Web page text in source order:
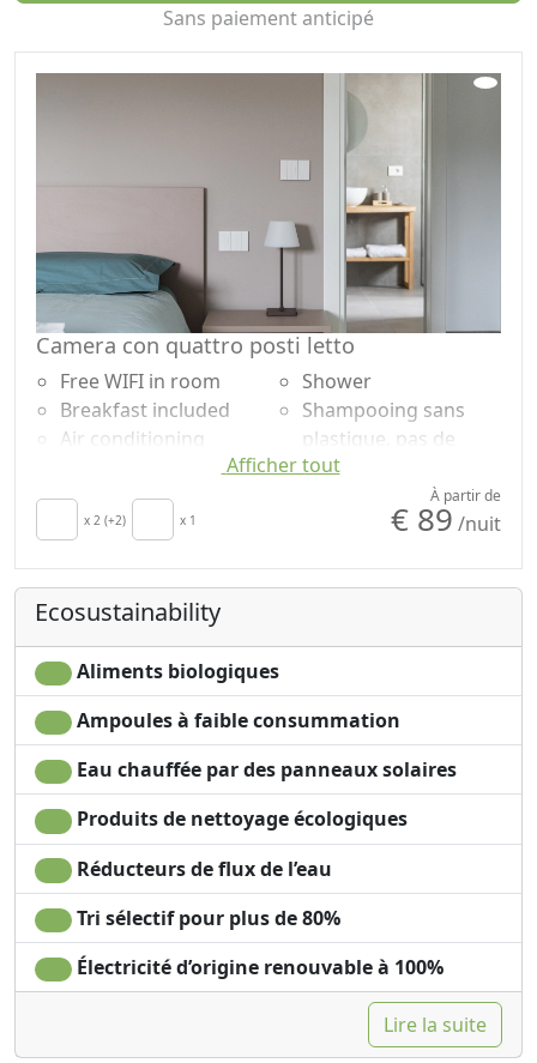
Sans paiement anticipé
Camera con quattro posti letto
Free WIFI in room
Breakfast included
Air conditioning
Autonomous heating
Mini-bar disponible
sur demande pour
l'énergie
Sèche-cheveux
Terrace
Towels
Draps
Cupboard or
Wardrobe
Fridge
Coffee machine
Bathtub
Shower
Shampooing sans
plastique, pas de
doses uniques
Garden view
Espace en classe A+
écologiques labellisés
Draps en coton ou en
lin
sélection de thé et de
tisanes
Afficher tout
x 2 (+2) x 1
À partir de
€ 89 /nuit
Ecosustainability
Aliments biologiques
Ampoules à faible consummation
Eau chauffée par des panneaux solaires
Produits de nettoyage écologiques
Réducteurs de flux de l’eau
Tri sélectif pour plus de 80%
Électricité d’origine renouvable à 100%
Lire la suite